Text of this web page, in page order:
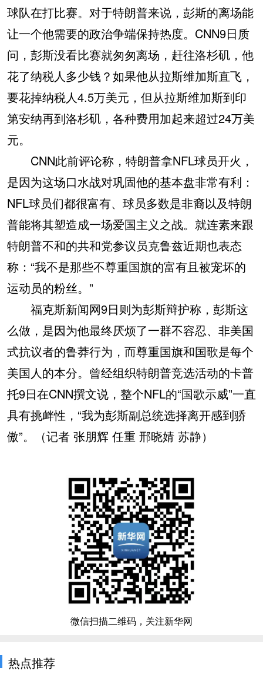
球队在打比赛。对于特朗普来说，彭斯的离场能
让一个他需要的政治争端保持热度。CNN9日质
问，彭斯没看比赛就匆匆离场，赶往洛杉矶，他
花了纳税人多少钱？如果他从拉斯维加斯直飞，
要花掉纳税人4.5万美元，但从拉斯维加斯到印
第安纳再到洛杉矶，各种费用加起来超过24万美
元。
CNN此前评论称，特朗普拿NFL球员开火，
是因为这场口水战对巩固他的基本盘非常有利：
NFL球员们都很富有、球员多数是非裔以及特朗
普能将其塑造成一场爱国主义之战。就连素来跟
特朗普不和的共和党参议员克鲁兹近期也表态
称：“我不是那些不尊重国旗的富有且被宠坏的
运动员的粉丝。”
福克斯新闻网9日则为彭斯辩护称，彭斯这
么做，是因为他最终厌烦了一群不容忍、非美国
式抗议者的鲁莽行为，而尊重国旗和国歌是每个
美国人的本分。曾经组织特朗普竞选活动的卡普
托9日在CNN撰文说，整个NFL的“国歌示威”一直
具有挑衅性，“我为彭斯副总统选择离开感到骄
傲”。（记者 张朋辉 任重 邢晓婧 苏静）
微信扫描二维码，关注新华网
热点推荐